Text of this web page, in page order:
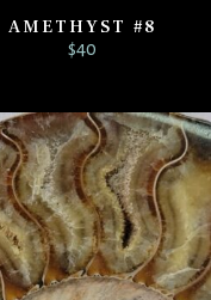
AMETHYST #8
$40